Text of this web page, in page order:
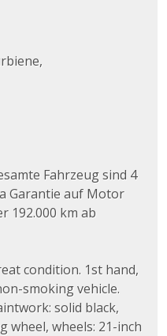
Fahrzeug sind 4
Garantie auf Motor
192.000 km ab
condition. 1st hand,
smoking vehicle.
solid black,
wheel, wheels: 21-inch